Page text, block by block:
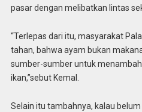
pasar dengan melibatkan lintas
“Terlepas dari itu, masyarakat
tahan, bahwa ayam bukan
sumber-sumber untuk
ikan,”sebut Kemal.
Selain itu tambahnya, kalau